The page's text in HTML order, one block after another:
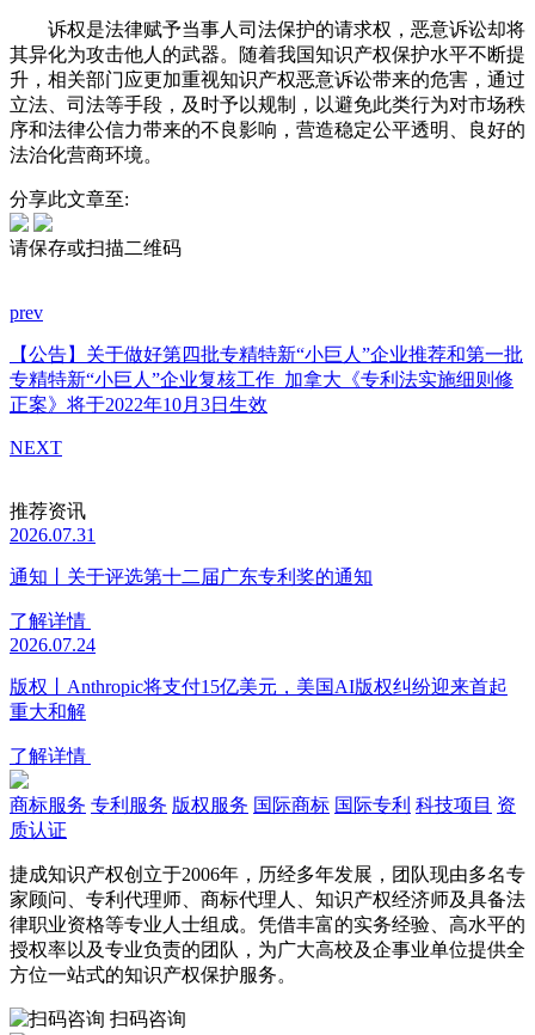
诉权是法律赋予当事人司法保护的请求权，恶意诉讼却将
其异化为攻击他人的武器。随着我国知识产权保护水平不断提
升，相关部门应更加重视知识产权恶意诉讼带来的危害，通过
立法、司法等手段，及时予以规制，以避免此类行为对市场秩
序和法律公信力带来的不良影响，营造稳定公平透明、良好的
法治化营商环境。
分享此文章至:
请保存或扫描二维码
prev
【公告】关于做好第四批专精特新“小巨人”企业推荐和第一批
专精特新“小巨人”企业复核工作 加拿大《专利法实施细则修
正案》将于2022年10月3日生效
NEXT
推荐资讯
2026.07.31
通知丨关于评选第十二届广东专利奖的通知
了解详情
2026.07.24
版权丨Anthropic将支付15亿美元，美国AI版权纠纷迎来首起
重大和解
了解详情
商标服务 专利服务 版权服务 国际商标 国际专利 科技项目 资
质认证
捷成知识产权创立于2006年，历经多年发展，团队现由多名专
家顾问、专利代理师、商标代理人、知识产权经济师及具备法
律职业资格等专业人士组成。凭借丰富的实务经验、高水平的
授权率以及专业负责的团队，为广大高校及企事业单位提供全
方位一站式的知识产权保护服务。
扫码咨询